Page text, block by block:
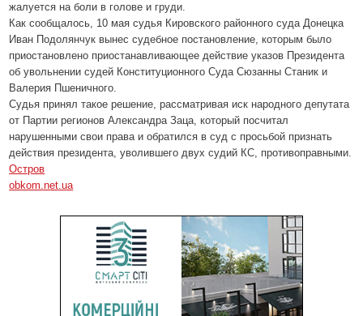
жалуется на боли в голове и груди.
Как сообщалось, 10 мая судья Кировского районного суда Донецка
Иван Подолянчук вынес судебное постановление, которым было
приостановлено приостанавливающее действие указов Президента
об увольнении судей Конституционного Суда Сюзанны Станик и
Валерия Пшеничного.
Судья принял такое решение, рассматривая иск народного депутата
от Партии регионов Александра Заца, который посчитал
нарушенными свои права и обратился в суд с просьбой признать
действия президента, уволившего двух судий КС, противоправными.
Остров
obkom.net.ua